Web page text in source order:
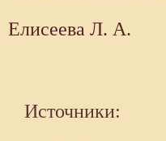
Елисеева Л. А.
Источники: